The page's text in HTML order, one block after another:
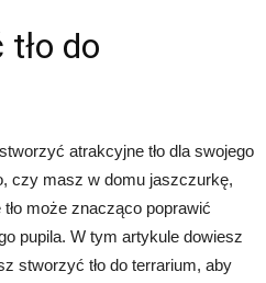
do
atrakcyjne tło dla swojego
czy masz w domu jaszczurkę,
może znacząco poprawić
pupila. W tym artykule dowiesz
stworzyć tło do terrarium, aby